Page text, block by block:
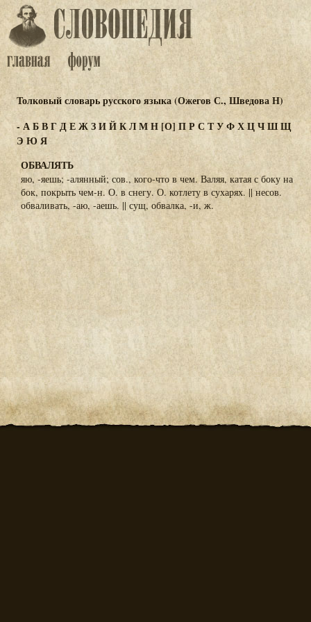
Толковый словарь русского языка (Ожегов С., Шведова Н)
-АБВГДЕЖЗИЙКЛМН[О] ПР С ТУФХЦЧШЩ
Э Ю Я
ОБВАЛЯТЬ
яю, -яешь; -алянный; сов., кого-что в чем. Валяя, катая с боку на
бок, покрыть чем-н. О. в снегу. О. котлету в сухарях. || несов.
обваливать, -аю, -аешь. || сущ, обвалка, -и, ж.